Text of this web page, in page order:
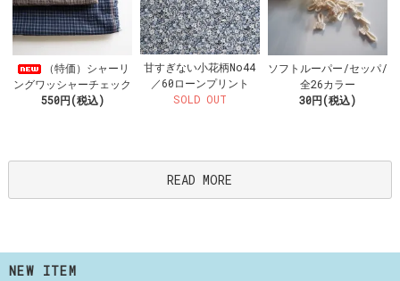
（特価）シャーリ
ングワッシャーチェック
550円(税込)
甘すぎない小花柄No44
／60ローンプリント
SOLD OUT
ソフトルーパー/セッパ/
全26カラー
30円(税込)
READ MORE
NEW ITEM